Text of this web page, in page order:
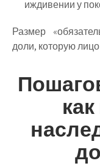
иждивении у
Размер
доли, которую